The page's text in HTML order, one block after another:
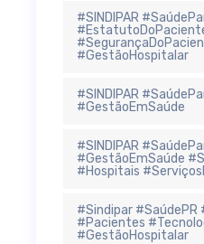
#SINDIPAR
#GestãoHospitalar
#SINDIPAR
#GestãoEmSaúde
#SINDIPAR
#GestãoEmSaúde
#Hospitais
#Sindipar #SaúdePR
#Pacientes
#GestãoHospitalar